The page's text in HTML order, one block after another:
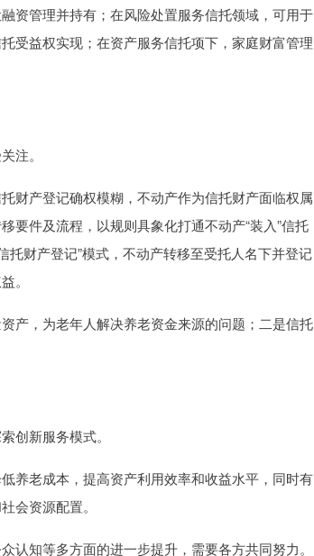
资管理并持有；在风险处置服务信托领域，可用于
受益权实现；在资产服务信托项下，家庭财富管理
注。
财产登记确权模糊，不动产作为信托财产面临权属
要件及流程，以规则具象化打通不动产“装入”信托
托财产登记”模式，不动产转移至受托人名下并登记
。
产，为老年人解决养老资金来源的问题；二是信托
创新服务模式。
养老成本，提高资产利用效率和收益水平，同时有
会资源配置。
知等多方面的进一步提升，需要各方共同努力。